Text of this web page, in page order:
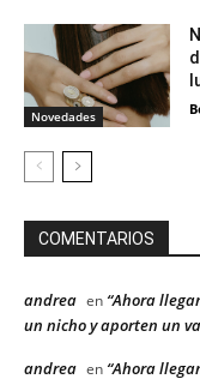
Novedades
COMENTARIOS
andrea en “Ahora
un nicho y aporten un
andrea en “Ahora